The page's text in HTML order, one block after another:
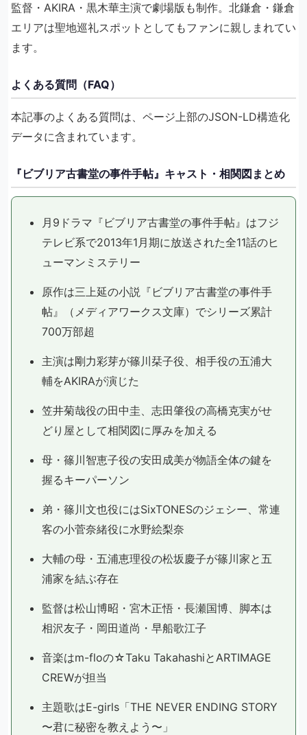
監督・AKIRA・黒木華主演で劇場版も制作。北鎌倉・鎌倉
エリアは聖地巡礼スポットとしてもファンに親しまれてい
ます。
よくある質問（FAQ）
本記事のよくある質問は、ページ上部のJSON-LD構造化
データに含まれています。
『ビブリア古書堂の事件手帖』キャスト・相関図まとめ
月9ドラマ『ビブリア古書堂の事件手帖』はフジ
テレビ系で2013年1月期に放送された全11話のヒ
ューマンミステリー
原作は三上延の小説『ビブリア古書堂の事件手
帖』（メディアワークス文庫）でシリーズ累計
700万部超
主演は剛力彩芽が篠川栞子役、相手役の五浦大
輔をAKIRAが演じた
笠井菊哉役の田中圭、志田肇役の高橋克実がせ
どり屋として相関図に厚みを加える
母・篠川智恵子役の安田成美が物語全体の鍵を
握るキーパーソン
弟・篠川文也役にはSixTONESのジェシー、常連
客の小菅奈緒役に水野絵梨奈
大輔の母・五浦恵理役の松坂慶子が篠川家と五
浦家を結ぶ存在
監督は松山博昭・宮木正悟・長瀬国博、脚本は
相沢友子・岡田道尚・早船歌江子
音楽はm-floの☆Taku TakahashiとARTIMAGE
CREWが担当
主題歌はE-girls「THE NEVER ENDING STORY
〜君に秘密を教えよう〜」